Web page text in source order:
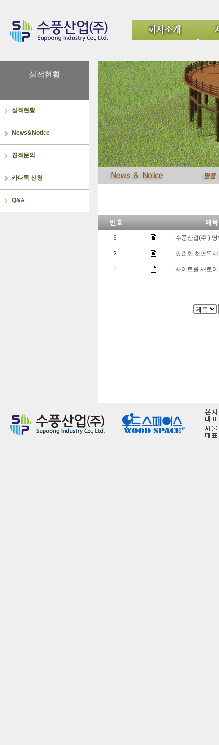
실적현황
실적현황
News&Notice
견적문의
카다록 신청
Q&A
3 수풍산업(주 )
2 맞춤형 천연목
1 사이트를 새로